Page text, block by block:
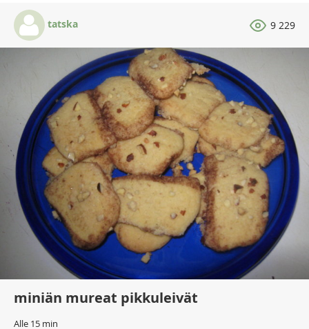
tatska 9 229
miniän mureat pikkuleivät
Alle 15 min